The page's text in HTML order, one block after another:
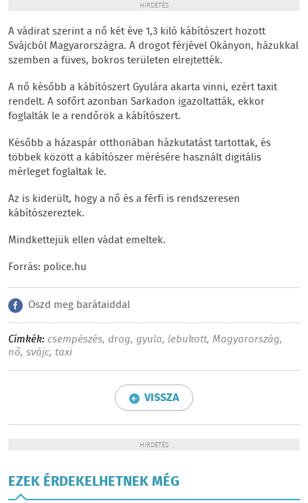
HIRDETÉS
A vádirat szerint a nő két éve 1,3 kiló kábítószert hozott
Svájcból Magyarországra. A drogot férjével Okányon, házukkal
szemben a füves, bokros területen elrejtették.
A nő később a kábítószert Gyulára akarta vinni, ezért taxit
rendelt. A sofőrt azonban Sarkadon igazoltatták, ekkor
foglalták le a rendőrök a kábítószert.
Később a házaspár otthonában házkutatást tartottak, és
többek között a kábítószer mérésére használt digitális
mérleget foglaltak le.
Az is kiderült, hogy a nő és a férfi is rendszeresen
kábítószereztek.
Mindkettejük ellen vádat emeltek.
Forrás: police.hu
Oszd meg barátaiddal
Címkék: csempészés, drog, gyula, lebukott, Magyarország,
nő, svájc, taxi
VISSZA
HIRDETÉS
EZEK ÉRDEKELHETNEK MÉG